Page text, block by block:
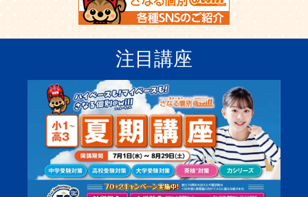
注目講座